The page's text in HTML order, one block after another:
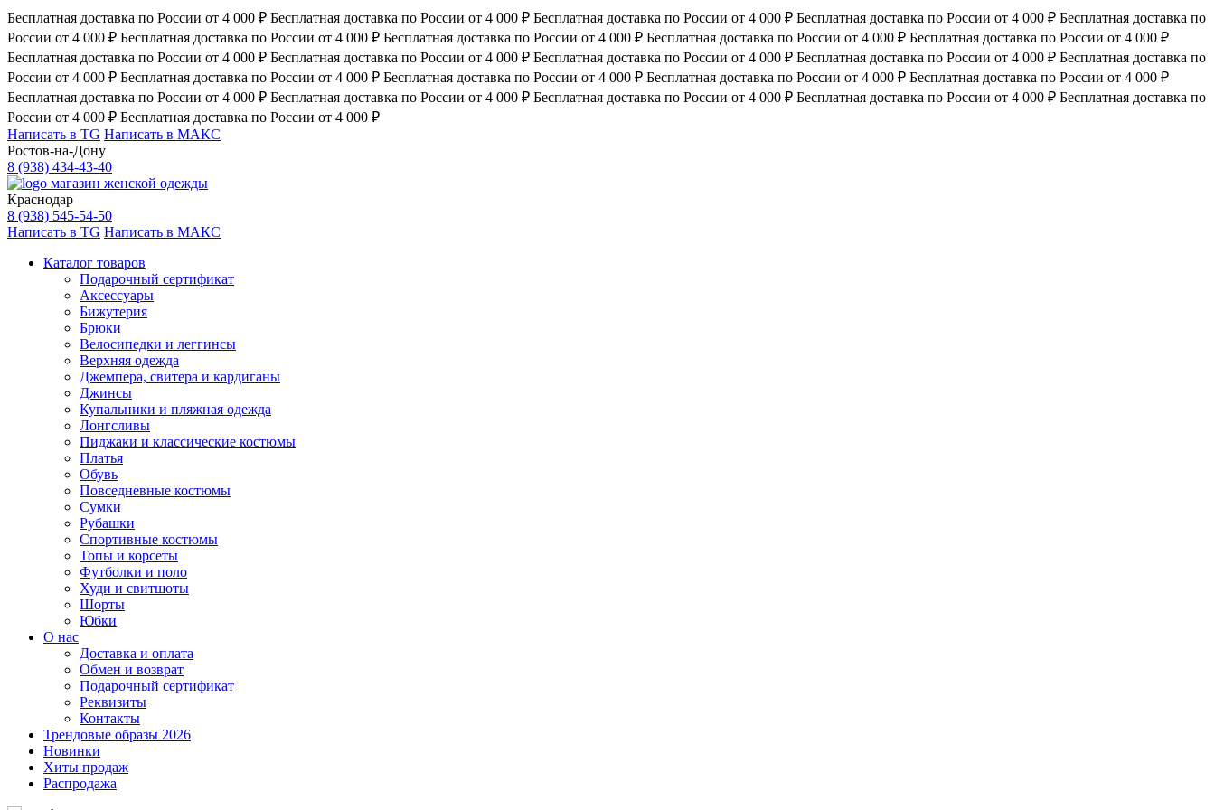
Бесплатная доставка по России от 4 000 ₽ Бесплатная доставка по России от 4 000 ₽ Бесплатная доставка по России от 4 000 ₽ Бесплатная доставка по России от 4 000 ₽ Бесплатная доставка по
России от 4 000 ₽ Бесплатная доставка по России от 4 000 ₽ Бесплатная доставка по России от 4 000 ₽ Бесплатная доставка по России от 4 000 ₽ Бесплатная доставка по России от 4 000 ₽
Бесплатная доставка по России от 4 000 ₽ Бесплатная доставка по России от 4 000 ₽ Бесплатная доставка по России от 4 000 ₽ Бесплатная доставка по России от 4 000 ₽ Бесплатная доставка по
России от 4 000 ₽ Бесплатная доставка по России от 4 000 ₽ Бесплатная доставка по России от 4 000 ₽ Бесплатная доставка по России от 4 000 ₽ Бесплатная доставка по России от 4 000 ₽
Бесплатная доставка по России от 4 000 ₽ Бесплатная доставка по России от 4 000 ₽ Бесплатная доставка по России от 4 000 ₽ Бесплатная доставка по России от 4 000 ₽ Бесплатная доставка по
России от 4 000 ₽ Бесплатная доставка по России от 4 000 ₽
Написать в TG Написать в МАКС
Ростов-на-Дону
8 (938) 434-43-40
магазин женской одежды
Краснодар
8 (938) 545-54-50
Написать в TG Написать в МАКС
Каталог товаров
Подарочный сертификат
Аксессуары
Бижутерия
Брюки
Велосипедки и леггинсы
Верхняя одежда
Джемпера, свитера и кардиганы
Джинсы
Купальники и пляжная одежда
Лонгсливы
Пиджаки и классические костюмы
Платья
Обувь
Повседневные костюмы
Сумки
Рубашки
Спортивные костюмы
Топы и корсеты
Футболки и поло
Худи и свитшоты
Шорты
Юбки
О нас
Доставка и оплата
Обмен и возврат
Подарочный сертификат
Реквизиты
Контакты
Трендовые образы 2026
Новинки
Хиты продаж
Распродажа